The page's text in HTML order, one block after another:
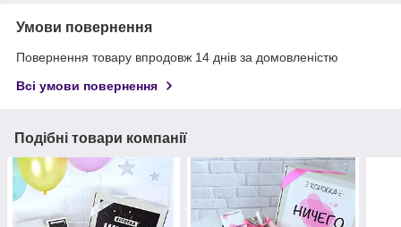
Умови повернення
Повернення товару впродовж 14 днів за домовленістю
Всі умови повернення
Подібні товари компанії